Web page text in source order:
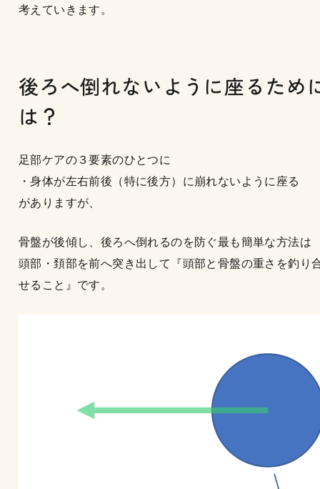
考えていきます。
後ろへ倒れないように座るため
は？
足部ケアの３要素のひとつに
・身体が左右前後（特に後方）に崩れないように座る
がありますが、
骨盤が後傾し、後ろへ倒れるのを防ぐ最も簡単な方法は
頭部・頚部を前へ突き出して『頭部と骨盤の重さを釣り
せること』です。